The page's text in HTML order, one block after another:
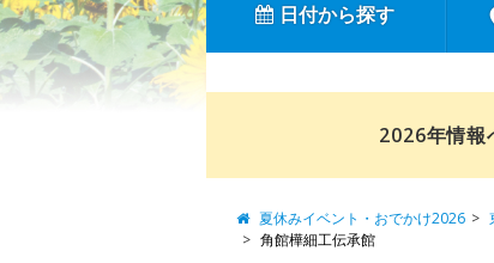
日付から探す
2026年情報
夏休みイベント・おでかけ2026
角館樺細工伝承館